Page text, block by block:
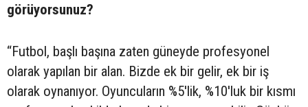
görüyorsunuz?
“Futbol, başlı başına zaten güneyde profesyonel
olarak yapılan bir alan. Bizde ek bir gelir, ek bir iş
olarak oynanıyor. Oyuncuların %5'lik, %10'luk bir kısmı